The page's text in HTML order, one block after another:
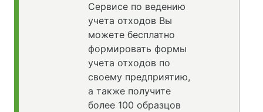
Сервисе по ведению
учета отходов Вы
можете бесплатно
формировать формы
учета отходов по
своему предприятию,
а также получите
более 100 образцов